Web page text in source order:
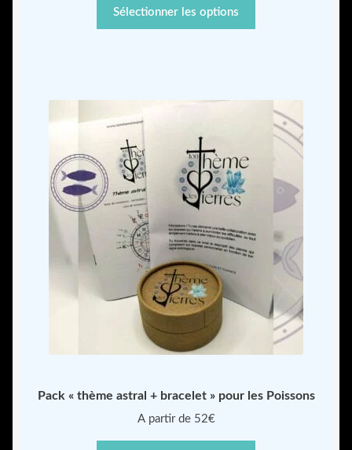
Sélectionner les options
Pack « thème astral + bracelet » pour les Poissons
A partir de 52€